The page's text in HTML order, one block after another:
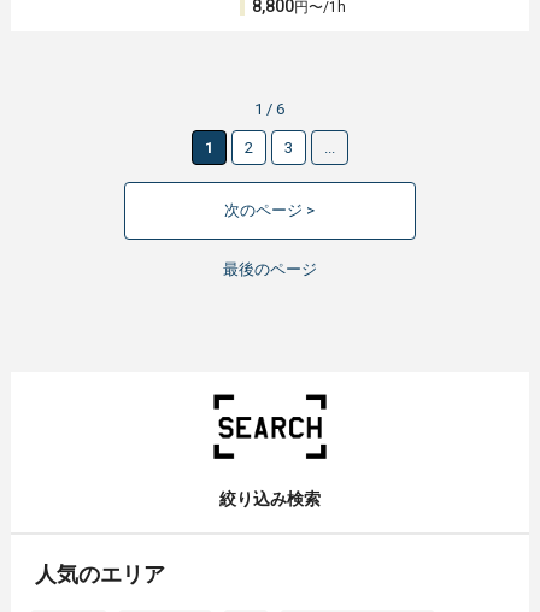
8,800円〜/1h
1 / 6
1 2 3
次のページ >
最後のページ
絞り込み検索
人気のエリア